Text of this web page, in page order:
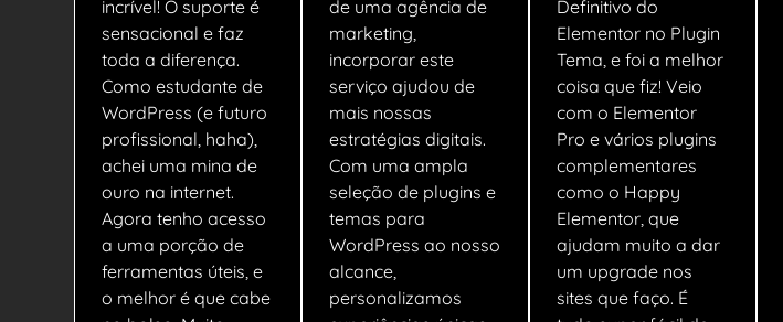
incrível! O suporte é
sensacional e faz
toda a diferença.
Como estudante de
WordPress (e futuro
profissional, haha),
achei uma mina de
ouro na internet.
Agora tenho acesso
a uma porção de
ferramentas úteis, e
o melhor é que cabe
de uma agência de
marketing,
incorporar este
serviço ajudou de
mais nossas
estratégias digitais.
Com uma ampla
seleção de plugins e
temas para
WordPress ao nosso
alcance,
personalizamos
Definitivo do
Elementor no Plugin
Tema, e foi a melhor
coisa que fiz! Veio
com o Elementor
Pro e vários plugins
complementares
como o Happy
Elementor, que
ajudam muito a dar
um upgrade nos
sites que faço. É